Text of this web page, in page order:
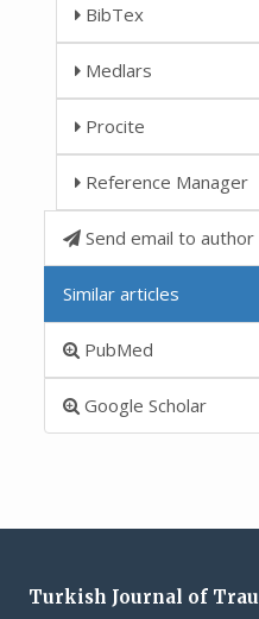
BibTex
Medlars
Procite
Reference Manager
Send email to author
Similar articles
PubMed
Google Scholar
Turkish Journal of